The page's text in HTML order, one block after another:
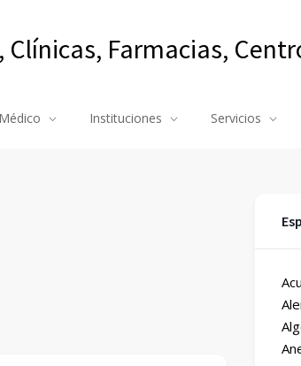
Farmacias,
Instituciones Servicios